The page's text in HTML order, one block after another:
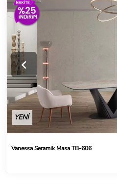
YENİ
Vanessa Seramik Masa TB-606